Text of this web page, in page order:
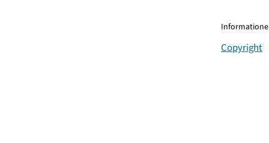
Copyright